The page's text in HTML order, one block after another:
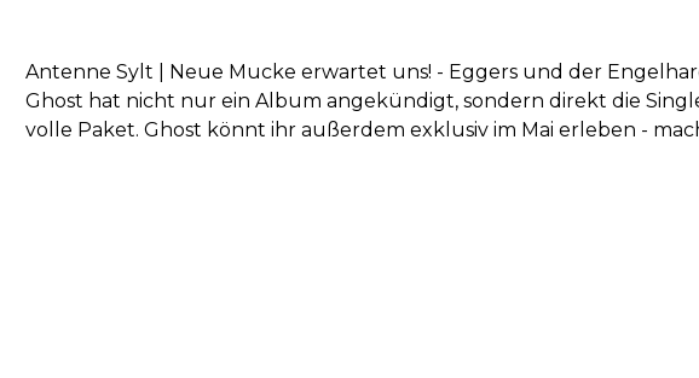
Antenne Sylt | Neue Mucke erwartet uns! - Eggers und der
Ghost hat nicht nur ein Album angekündigt, sondern direkt die
volle Paket. Ghost könnt ihr außerdem exklusiv im Mai erleben -